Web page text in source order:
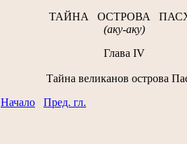
ТАЙНА ОСТРОВА
(аку-аку)
Глава IV
Тайна великанов острова
Начало
Пред. гл.